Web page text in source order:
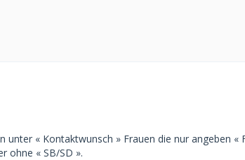
unter « Kontaktwunsch » Frauen die nur angeben «
ohne « SB/SD ».